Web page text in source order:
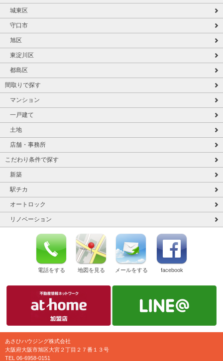
城東区
守口市
旭区
東淀川区
都島区
間取りで探す
マンション
一戸建て
土地
店舗・事務所
こだわり条件で探す
新築
駅チカ
オートロック
リノベーション
電話をする 地図を見る メールをする facebook
あさひハウジング株式会社
大阪府大阪市旭区大宮２丁目２７番１３号
TEL 06-6958-0151